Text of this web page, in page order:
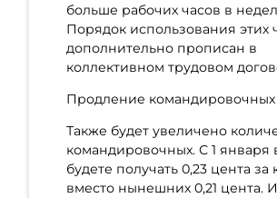
больше рабочих часов в
Порядок использования этих
дополнительно прописан в
коллективном трудовом
Продление командировочных
Также будет увеличено
командировочных. С 1 января
будете получать 0,23 цента за
вместо нынешних 0,21 цента.